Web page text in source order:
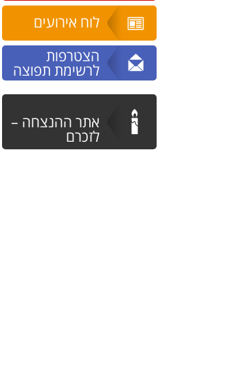
לוח אירועים
הצטרפות
לרשימת תפוצה
אתר ההנצחה –
לזכרם